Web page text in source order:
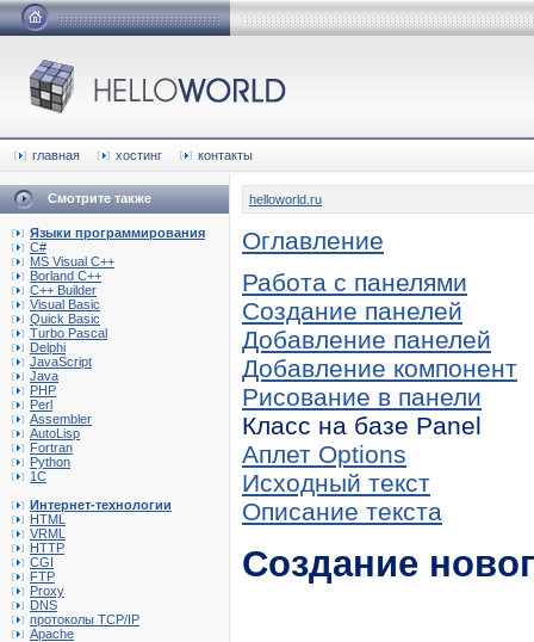
главная хостинг контакты
Смотрите также
Языки программирования
C#
MS Visual C++
Borland C++
C++ Builder
Visual Basic
Quick Basic
Turbo Pascal
Delphi
JavaScript
Java
PHP
Perl
Assembler
AutoLisp
Fortran
Python
1C
Интернет-технологии
HTML
VRML
HTTP
CGI
FTP
Proxy
DNS
протоколы TCP/IP
Apache
helloworld.ru
Оглавление
Работа с панелями
Создание панелей
Добавление панелей
Добавление компонент
Рисование в панели
Класс на базе Panel
Аплет Options
Исходный текст
Описание текста
Создание